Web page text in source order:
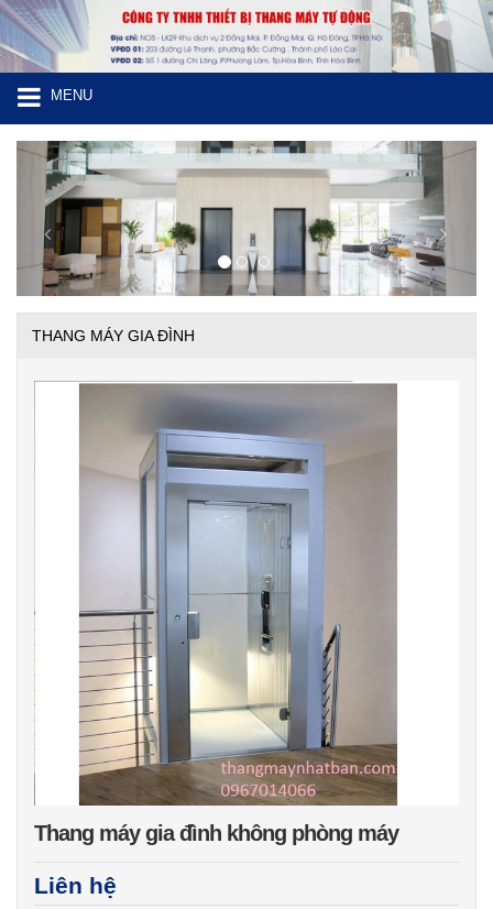
MENU
Previous Next
THANG MÁY GIA ĐÌNH
Thang máy gia đình không phòng máy
Liên hệ